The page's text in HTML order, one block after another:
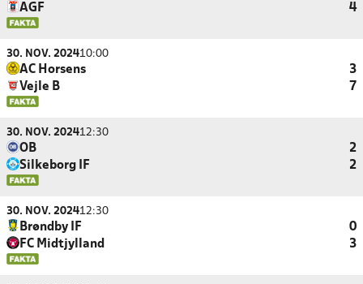
AGF
4
30. NOV. 202410:00
AC Horsens
3
Vejle B
7
30. NOV. 202412:30
OB
2
Silkeborg IF
2
30. NOV. 202412:30
Brøndby IF
0
FC Midtjylland
3